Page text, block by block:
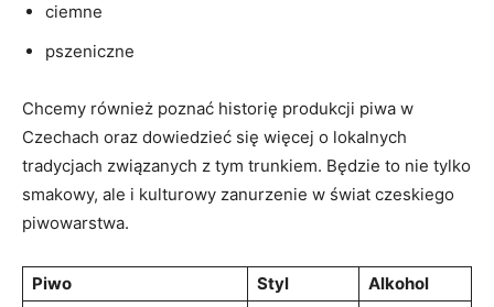
ciemne
pszeniczne
Chcemy‌ również ​poznać historię‌ produkcji piwa w
Czechach oraz dowiedzieć się⁢ więcej o lokalnych
tradycjach związanych z tym trunkiem. ‌Będzie to nie tylko
smakowy, ⁣ale ⁢i‌ kulturowy zanurzenie‍ w świat czeskiego
piwowarstwa.
Piwo Styl
Alkohol